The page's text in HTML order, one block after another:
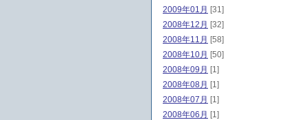
2009年01月 [31]
2008年12月 [32]
2008年11月 [58]
2008年10月 [50]
2008年09月 [1]
2008年08月 [1]
2008年07月 [1]
2008年06月 [1]